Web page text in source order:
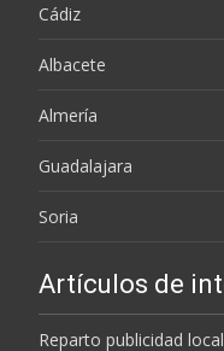
Cádiz
Albacete
Almería
Guadalajara
Soria
Artículos de
Reparto publicidad